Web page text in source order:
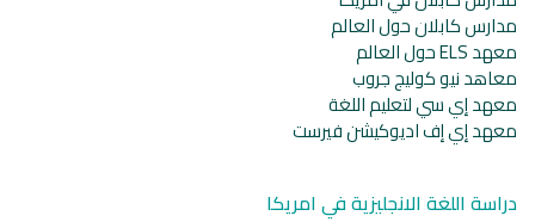
مدارس كابلان حول العالم
معهد ELS حول العالم
معاهد نيو كوليج جروب
معهد إي سي لتعليم اللغة
معهد إي إف اديوكيشن فيرست
دراسة اللغة الانجليزية في امريكا